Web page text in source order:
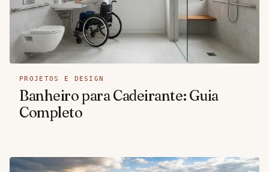
PROJETOS E DESIGN
Banheiro para Cadeirante: Guia
Completo